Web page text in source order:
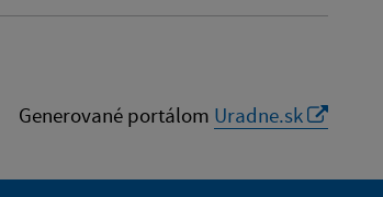
Generované portálom Uradne.sk